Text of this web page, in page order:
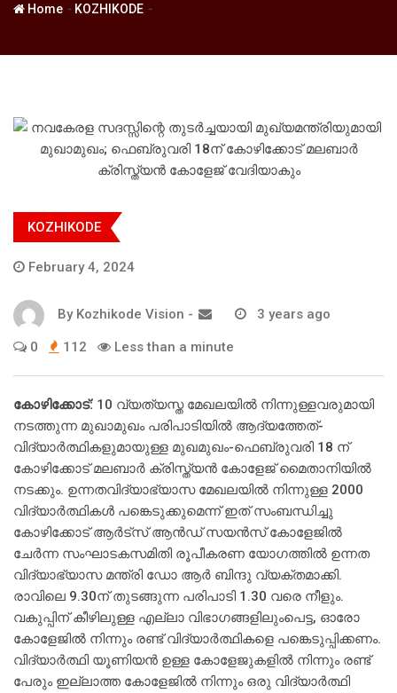
Home - KOZHIKODE -
KOZHIKODE
February 4, 2024
By Kozhikode Vision - 3 years ago
0 112 Less than a minute
കോഴിക്കോട്: 10 വ്യത്യസ്ത മേഖലയില്‍ നിന്നുള്ളവരുമായി
നടത്തുന്ന മുഖാമുഖം പരിപാടിയില്‍ ആദ്യത്തേത്-
വിദ്യാര്‍ത്ഥികളുമായുള്ള മുഖമുഖം-ഫെബ്രുവരി 18 ന്
കോഴിക്കോട് മലബാര്‍ ക്രിസ്ത്യന്‍ കോളേജ് മൈതാനിയില്‍
നടക്കും. ഉന്നതവിദ്യാഭ്യാസ മേഖലയില്‍ നിന്നുള്ള 2000
വിദ്യാര്‍ത്ഥികള്‍ പങ്കെടുക്കുമെന്ന് ഇത് സംബന്ധിച്ചു
കോഴിക്കോട് ആര്‍ട്സ് ആന്‍ഡ് സയന്‍സ് കോളേജില്‍
ചേര്‍ന്ന സംഘാടകസമിതി രൂപീകരണ യോഗത്തില്‍ ഉന്നത
വിദ്യാഭ്യാസ മന്ത്രി ഡോ ആര്‍ ബിന്ദു വ്യക്തമാക്കി.
രാവിലെ 9.30ന് തുടങ്ങുന്ന പരിപാടി 1.30 വരെ നീളും.
വകുപ്പിന് കീഴിലുള്ള എല്ലാ വിഭാഗങ്ങളിലുംപെട്ട, ഓരോ
കോളേജില്‍ നിന്നും രണ്ട് വിദ്യാര്‍ത്ഥികളെ പങ്കെടുപ്പിക്കണം.
വിദ്യാര്‍ത്ഥി യൂണിയന്‍ ഉള്ള കോളേജുകളില്‍ നിന്നും രണ്ട്
പേരും ഇല്ലാത്ത കോളേജില്‍ നിന്നും ഒരു വിദ്യാര്‍ത്ഥി